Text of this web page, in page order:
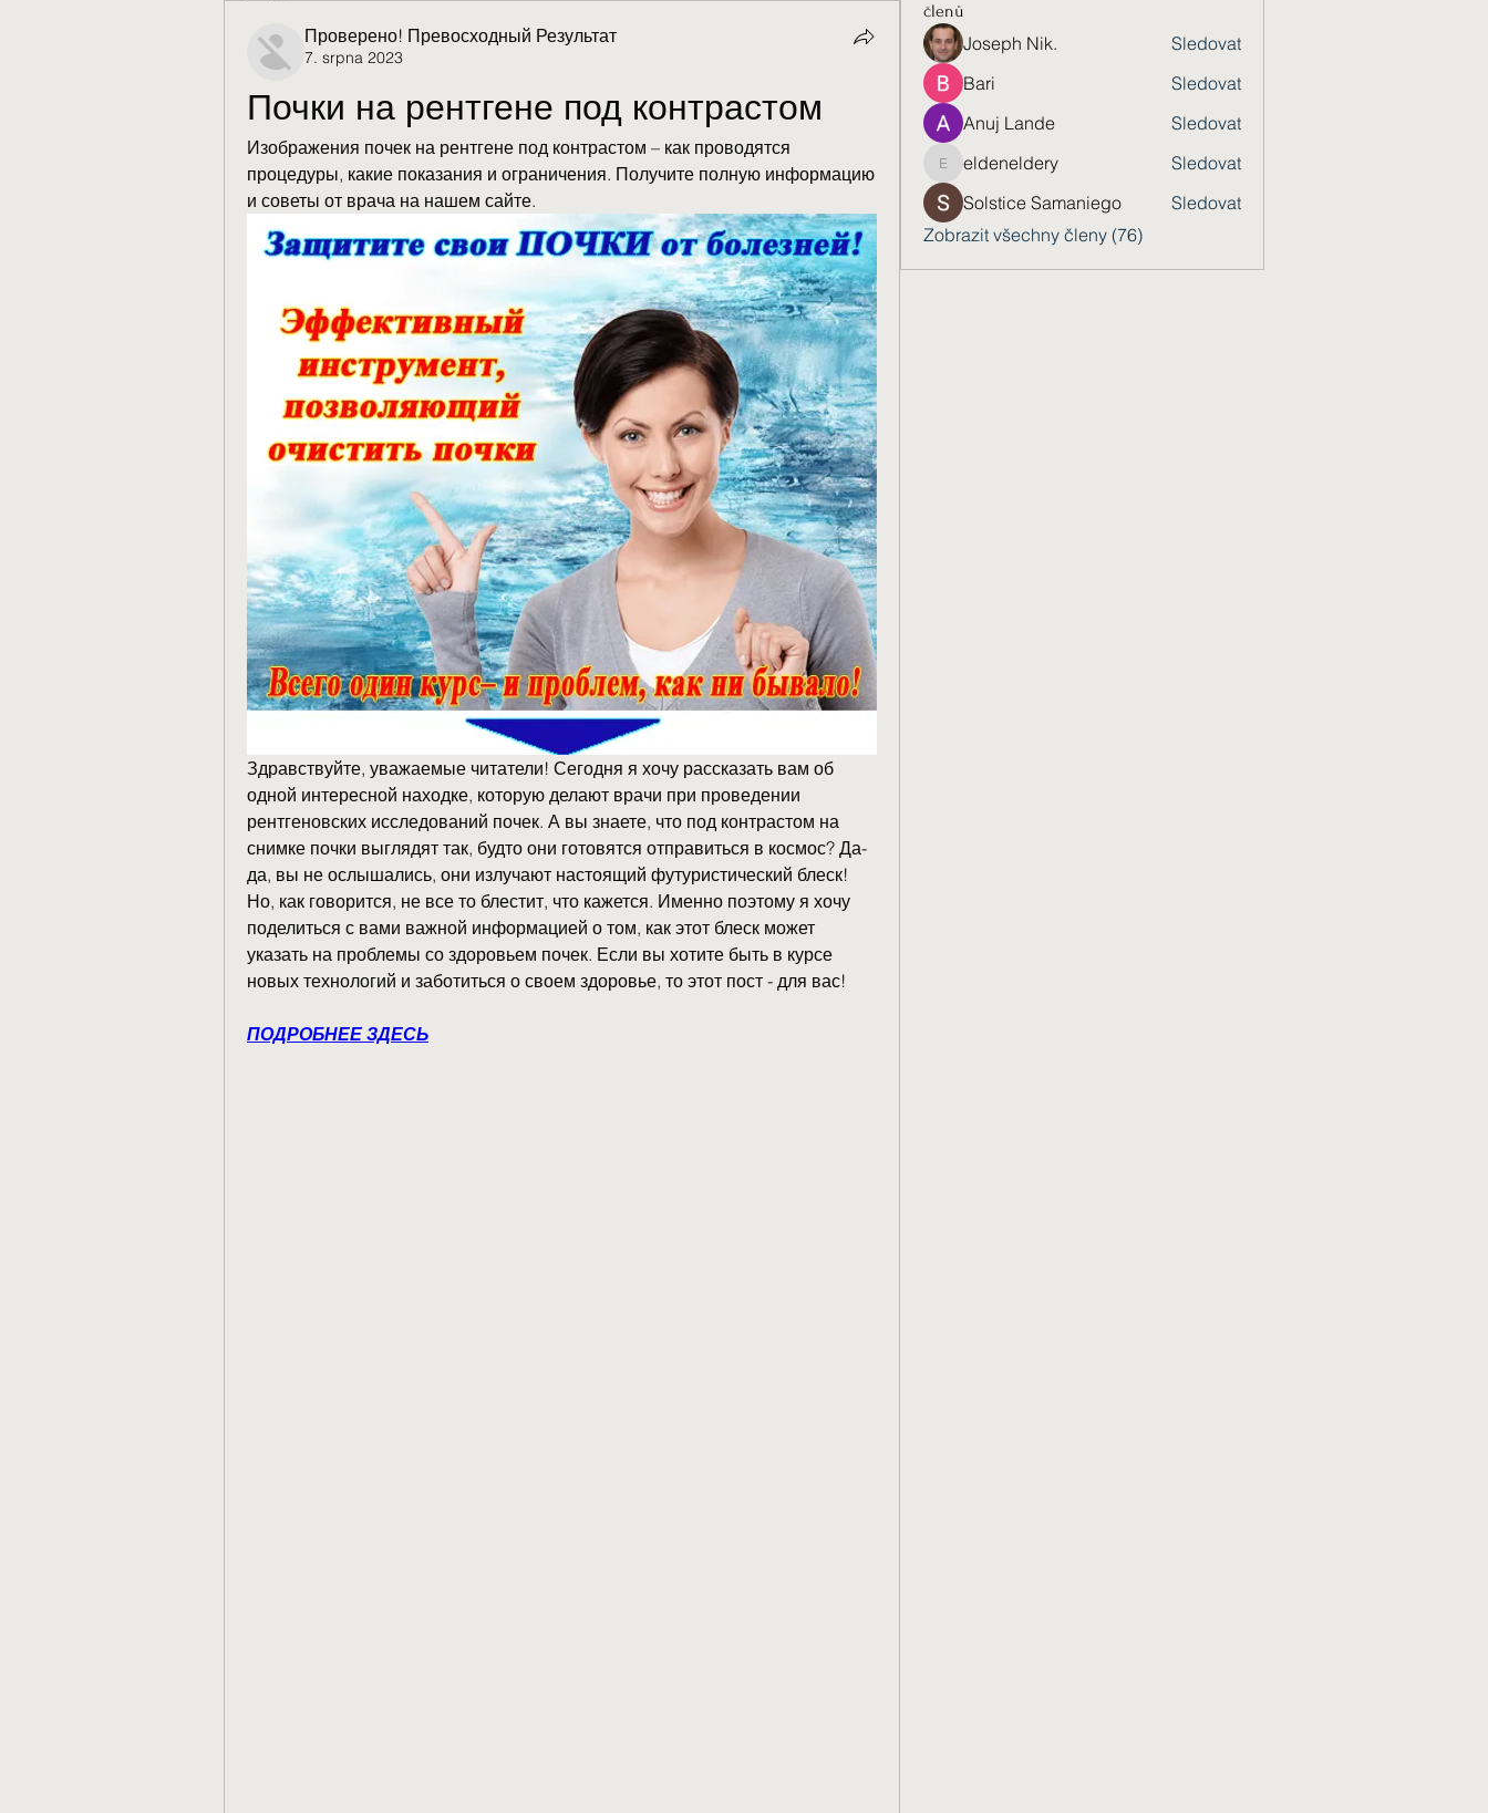
Проверено! Превосходный Результат
7. srpna 2023
Почки на рентгене под контрастом
Изображения почек на рентгене под контрастом – как проводятся
процедуры, какие показания и ограничения. Получите полную информацию
и советы от врача на нашем сайте.
Здравствуйте, уважаемые читатели! Сегодня я хочу рассказать вам об
одной интересной находке, которую делают врачи при проведении
рентгеновских исследований почек. А вы знаете, что под контрастом на
снимке почки выглядят так, будто они готовятся отправиться в космос? Да-
да, вы не ослышались, они излучают настоящий футуристический блеск!
Но, как говорится, не все то блестит, что кажется. Именно поэтому я хочу
поделиться с вами важной информацией о том, как этот блеск может
указать на проблемы со здоровьем почек. Если вы хотите быть в курсе
новых технологий и заботиться о своем здоровье, то этот пост - для вас!
ПОДРОБНЕЕ ЗДЕСЬ
členů
Joseph Nik.
Sledovat
Bari
Sledovat
Anuj Lande
Sledovat
eldeneldery
eldeneldery
Sledovat
Solstice Samaniego
Sledovat
Zobrazit všechny členy (76)